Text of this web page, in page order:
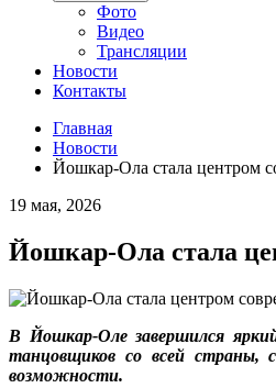
Фото
Видео
Трансляции
Новости
Контакты
Главная
Новости
Йошкар-Ола стала центром
19 мая, 2026
Йошкар-Ола стала
В Йошкар-Оле завершился
танцовщиков со всей страны,
возможности.